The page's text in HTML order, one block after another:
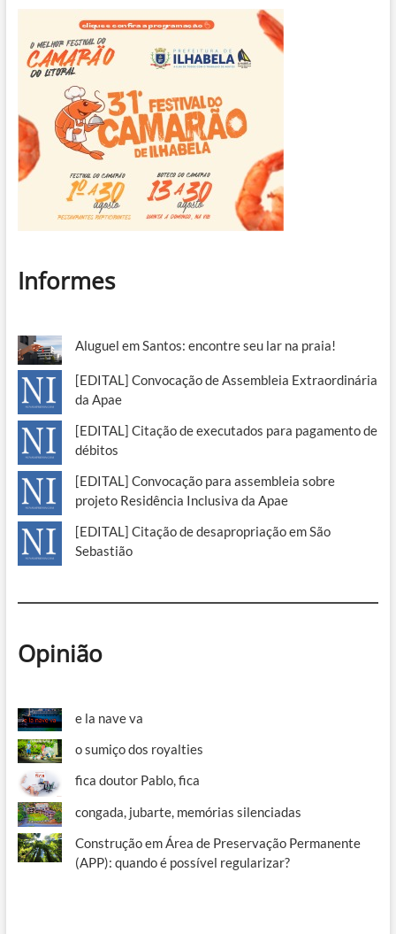
Informes
Aluguel em Santos: encontre seu lar na praia!
[EDITAL] Convocação de Assembleia Extraordinária
da Apae
[EDITAL] Citação de executados para pagamento de
débitos
[EDITAL] Convocação para assembleia sobre
projeto Residência Inclusiva da Apae
[EDITAL] Citação de desapropriação em São
Sebastião
Opinião
e la nave va
o sumiço dos royalties
fica doutor Pablo, fica
congada, jubarte, memórias silenciadas
Construção em Área de Preservação Permanente
(APP): quando é possível regularizar?